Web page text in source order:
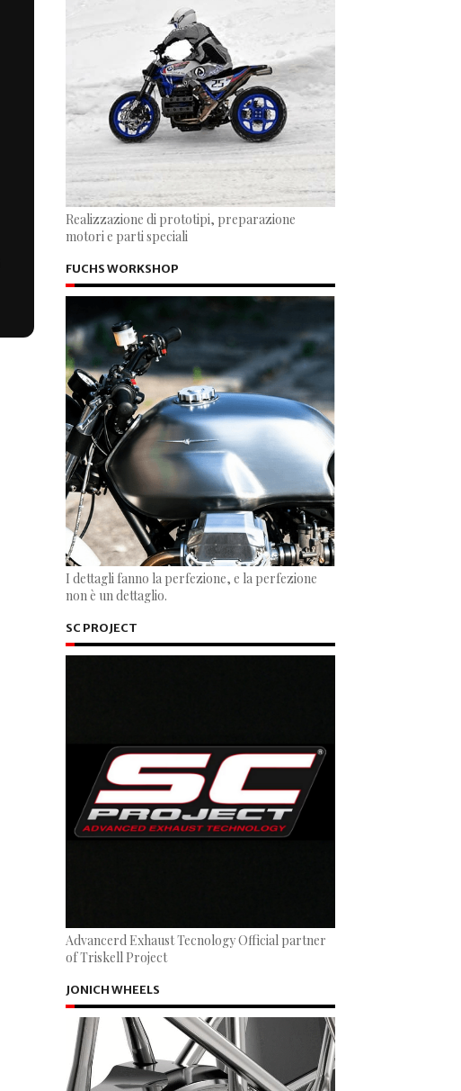
Realizzazione di prototipi, preparazione
motori e parti speciali
FUCHS WORKSHOP
I dettagli fanno la perfezione, e la perfezione
non è un dettaglio.
SC PROJECT
Advancerd Exhaust Tecnology Official partner
of Triskell Project
JONICH WHEELS